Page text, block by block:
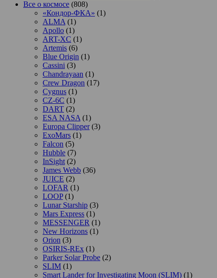
Все о космосе (808)
«Кондор-ФКА» (1)
ALMA (1)
Apollo (1)
ART-XC (1)
Artemis (6)
Blue Origin (1)
Cassini (3)
Chandrayaan (1)
Crew Dragon (17)
Cygnus (1)
CZ-6C (1)
DART (2)
ESA NASA (1)
Europa Clipper(3)
ExoMars (1)
Falcon (5)
Hubble (7)
InSight (2)
James Webb (36)
JUICE (2)
LOFAR (1)
LOOP(1)
Lunar Starship (3)
Mars Express (1)
MESSENGER (1)
New Horizons (1)
Orion (3)
OSIRIS-REx (1)
Parker Solar Probe (2)
SLIM (1)
Smart Lander for Investigating Moon (SLIM) (1)